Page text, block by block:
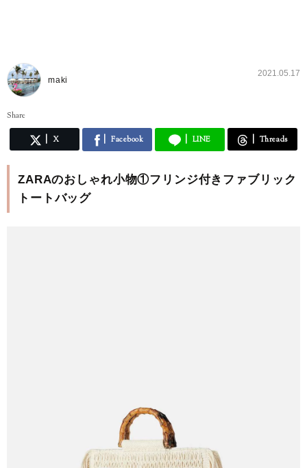
maki
2021.05.17
Share
X Facebook LINE Threads
ZARAのおしゃれ小物①フリンジ付きファブリック
トートバッグ